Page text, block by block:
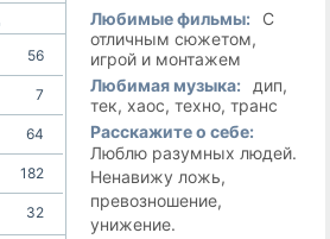
56
7
64
182
32
Любимые фильмы:
С
отличным сюжетом,
игрой и монтажем
Любимая музыка:
дип,
тек, хаос, техно, транс
Расскажите о себе:
Люблю разумных людей.
Ненавижу ложь,
превозношение,
унижение.